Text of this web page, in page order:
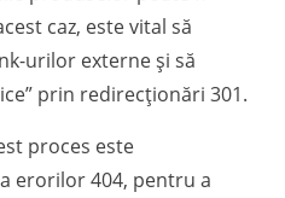
caz, este vital să
urilor externe și să
prin redirecționări 301.
proces este
erorilor 404, pentru a